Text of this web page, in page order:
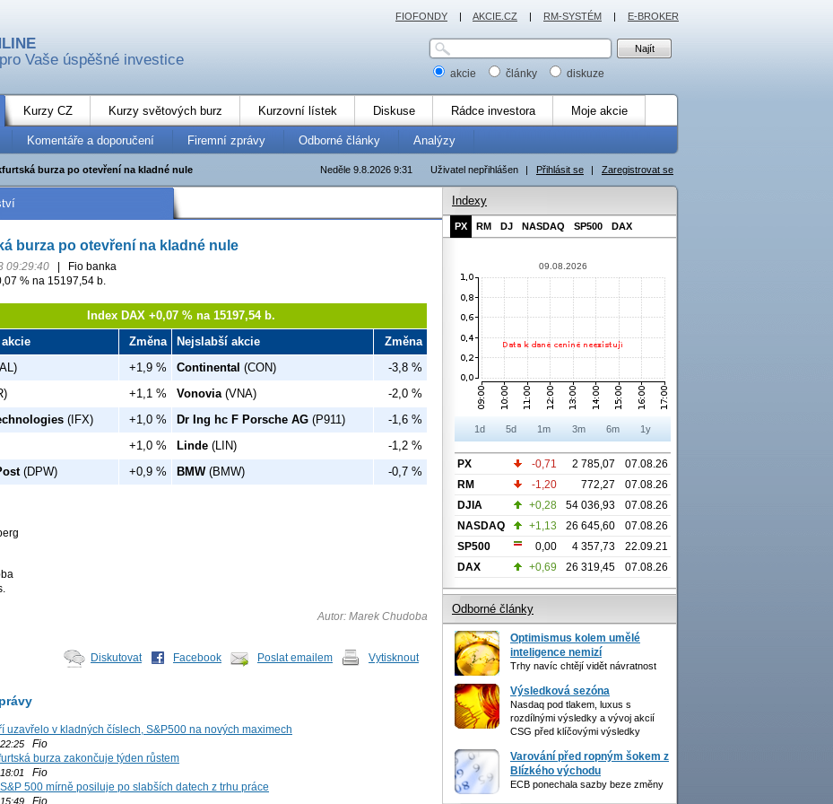
Vaše úspěšné investice
akcie články diskuze
Kurzy CZ Kurzy světových burz Kurzovní lístek Diskuse Rádce investora Moje akcie
Komentáře a doporučení Firemní zprávy Odborné články Analýzy
Uživatel nepřihlášen | Přihlásit se | Zaregistrovat se
Neděle 9.8.2026 9:31
burza po otevření na kladné nule
burza po otevření na kladné nule
09:29:40
Fio banka
% na 15197,54 b.
Index DAX +0,07 % na 15197,54 b.
Změna Nejslabší akcie
Změna
+1,9 % Continental (CON)
-3,8 %
+1,1 % Vonovia(VNA)
-2,0 %
(IFX) +1,0 % Dr Ing hc F Porsche AG (P911)
-1,6 %
+1,0 % Linde (LIN)
-1,2 %
(DPW) +0,9 % BMW(BMW) -0,7 %
Autor: Marek Chudoba
Diskutovat Facebook Poslat emailem Vytisknout
uzavřelo v kladných číslech, S&P500 na nových maximech
Fio
burza zakončuje týden růstem
Fio
S&P 500 mírně posiluje po slabších datech z trhu práce
Fio
Indexy
PX RM DJ NASDAQ SP500 DAX
09.08.2026
1d 5d 1m 3m 6m 1y
PX -0,71 2 785,07
07.08.26
RM
-1,20 772,27
07.08.26
DJIA
+0,28 54 036,93
07.08.26
NASDAQ
+1,13 26 645,60
07.08.26
SP500
0,00 4 357,73
22.09.21
DAX
+0,69 26 319,45 07.08.26
Odborné články
Optimismus kolem umělé
inteligence nemizí
Trhy navíc chtějí vidět návratnost
Výsledková sezóna
Nasdaq pod tlakem, luxus s
rozdílnými výsledky a vývoj akcií
CSG před klíčovými výsledky
Varování před ropným šokem z
Blízkého východu
ECB ponechala sazby beze změny
FIOFONDY | AKCIE.CZ | RM-SYSTÉM | E-BROKER